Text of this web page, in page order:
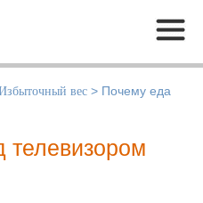
Меню
вес > Почему еда
телевизором